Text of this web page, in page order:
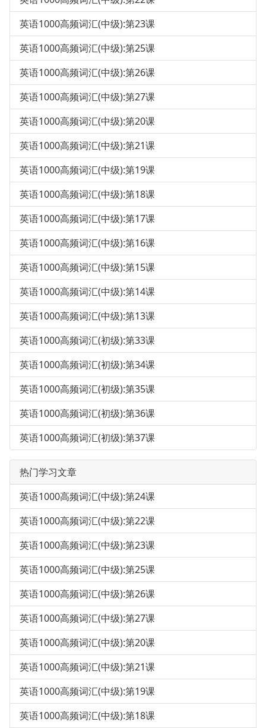
英语1000高频词汇(中级):第23课
英语1000高频词汇(中级):第25课
英语1000高频词汇(中级):第26课
英语1000高频词汇(中级):第27课
英语1000高频词汇(中级):第20课
英语1000高频词汇(中级):第21课
英语1000高频词汇(中级):第19课
英语1000高频词汇(中级):第18课
英语1000高频词汇(中级):第17课
英语1000高频词汇(中级):第16课
英语1000高频词汇(中级):第15课
英语1000高频词汇(中级):第14课
英语1000高频词汇(中级):第13课
英语1000高频词汇(初级):第33课
英语1000高频词汇(初级):第34课
英语1000高频词汇(初级):第35课
英语1000高频词汇(初级):第36课
英语1000高频词汇(初级):第37课
热门学习文章
英语1000高频词汇(中级):第24课
英语1000高频词汇(中级):第22课
英语1000高频词汇(中级):第23课
英语1000高频词汇(中级):第25课
英语1000高频词汇(中级):第26课
英语1000高频词汇(中级):第27课
英语1000高频词汇(中级):第20课
英语1000高频词汇(中级):第21课
英语1000高频词汇(中级):第19课
英语1000高频词汇(中级):第18课